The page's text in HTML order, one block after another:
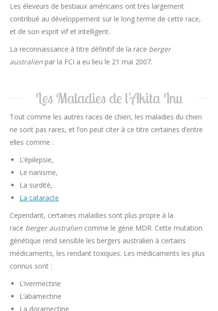
Les éleveurs de bestiaux américains ont très largement
contribué au développement sur le long terme de cette race,
et de son esprit vif et intelligent.
La reconnaissance à titre définitif de la race berger
australien par la FCI a eu lieu le 21 mai 2007.
Les Maladies de l'Akita Inu
Tout comme les autres races de chien, les maladies du chien
ne sont pas rares, et l’on peut citer à ce titre certaines d’entre
elles comme :
L’épilepsie,
Le nanisme,
La surdité,
La cataracte
Cependant, certaines maladies sont plus propre à la
race berger australien comme le gène MDR. Cette mutation
génétique rend sensible les bergers australien à certains
médicaments, les rendant toxiques. Les médicaments les plus
connus sont :
L’ivermectine
L’abamectine
La doramectine